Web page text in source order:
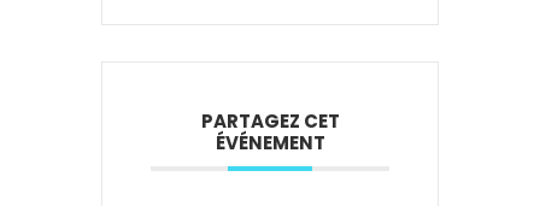
PARTAGEZ CET
ÉVÉNEMENT